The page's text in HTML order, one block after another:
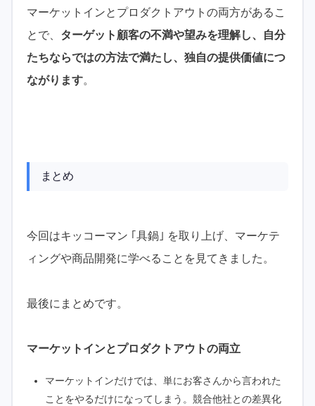
マーケットインとプロダクトアウトの両方があるこ
とで、 ターゲット顧客の不満や望みを理解し、自分
たちならではの方法で満たし、独自の提供価値につ
ながります。
まとめ
今回はキッコーマン ｢具鍋｣ を取り上げ、マーケテ
ィングや商品開発に学べることを見てきました。
最後にまとめです。
マーケットインとプロダクトアウトの両立
マーケットインだけでは、単にお客さんから言われた
ことをやるだけになってしまう。競合他社との差異化